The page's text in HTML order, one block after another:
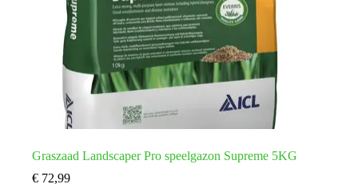
Graszaad Landscaper Pro speelgazon Supreme 5KG
€ 72,99